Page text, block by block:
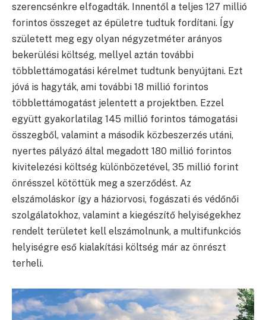
szerencsénkre elfogadták. Innentől a teljes 127 millió
forintos összeget az épületre tudtuk fordítani. Így
született meg egy olyan négyzetméter arányos
bekerülési költség, mellyel aztán további
többlettámogatási kérelmet tudtunk benyújtani. Ezt
jóvá is hagyták, ami további 18 millió forintos
többlettámogatást jelentett a projektben. Ezzel
együtt gyakorlatilag 145 millió forintos támogatási
összegből, valamint a második közbeszerzés utáni,
nyertes pályázó által megadott 180 millió forintos
kivitelezési költség különbözetével, 35 millió forint
önrésszel kötöttük meg a szerződést. Az
elszámoláskor így a háziorvosi, fogászati és védőnői
szolgálatokhoz, valamint a kiegészítő helyiségekhez
rendelt területet kell elszámolnunk, a multifunkciós
helyiségre eső kialakítási költség már az önrészt
terheli.